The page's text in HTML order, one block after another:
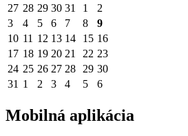
27 28 29 30 31 1
2
3
4 5 6 7 8
9
10 11 12 13 14 15 16
17 18 19 20 21 22 23
24 25 26 27 28 29 30
31 1 2 3 4 5 6
Mobilná aplikácia